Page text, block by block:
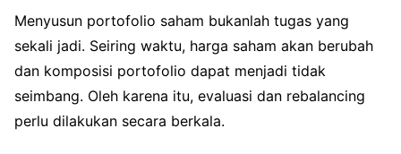
Menyusun portofolio saham bukanlah tugas yang
sekali jadi. Seiring waktu, harga saham akan berubah
dan komposisi portofolio dapat menjadi tidak
seimbang. Oleh karena itu, evaluasi dan rebalancing
perlu dilakukan secara berkala.